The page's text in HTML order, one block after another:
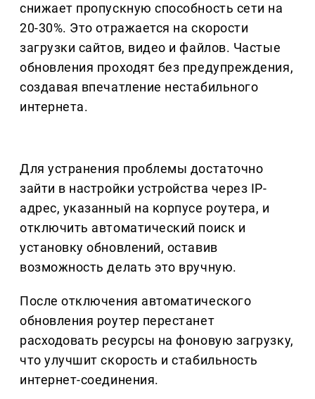
снижает пропускную способность сети на
20-30%. Это отражается на скорости
загрузки сайтов, видео и файлов. Частые
обновления проходят без предупреждения,
создавая впечатление нестабильного
интернета.
Для устранения проблемы достаточно
зайти в настройки устройства через IP-
адрес, указанный на корпусе роутера, и
отключить автоматический поиск и
установку обновлений, оставив
возможность делать это вручную.
После отключения автоматического
обновления роутер перестанет
расходовать ресурсы на фоновую загрузку,
что улучшит скорость и стабильность
интернет-соединения.